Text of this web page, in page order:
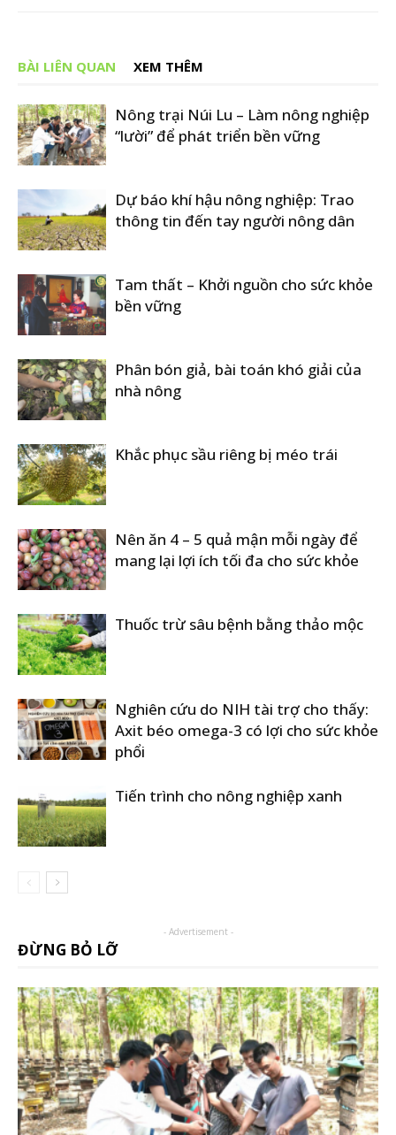
BÀI LIÊN QUAN XEM THÊM
Nông trại Núi Lu – Làm nông nghiệp
“lười” để phát triển bền vững
Dự báo khí hậu nông nghiệp: Trao
thông tin đến tay người nông dân
Tam thất – Khởi nguồn cho sức khỏe
bền vững
Phân bón giả, bài toán khó giải của
nhà nông
Khắc phục sầu riêng bị méo trái
Nên ăn 4 – 5 quả mận mỗi ngày để
mang lại lợi ích tối đa cho sức khỏe
Thuốc trừ sâu bệnh bằng thảo mộc
Nghiên cứu do NIH tài trợ cho thấy:
Axit béo omega-3 có lợi cho sức khỏe
phổi
Tiến trình cho nông nghiệp xanh
- Advertisement -
ĐỪNG BỎ LỠ